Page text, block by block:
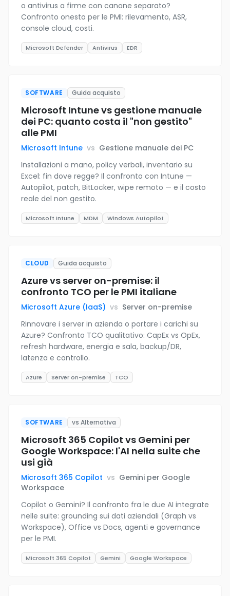
o antivirus a firme con canone separato?
Confronto onesto per le PMI: rilevamento, ASR,
console cloud, costi.
Microsoft Defender Antivirus EDR
SOFTWARE Guida acquisto
Microsoft Intune vs gestione manuale
dei PC: quanto costa il "non gestito"
alle PMI
Microsoft Intune vs Gestione manuale dei PC
Installazioni a mano, policy verbali, inventario su
Excel: fin dove regge? Il confronto con Intune —
Autopilot, patch, BitLocker, wipe remoto — e il costo
reale del non gestito.
Microsoft Intune MDM Windows Autopilot
CLOUD Guida acquisto
Azure vs server on-premise: il
confronto TCO per le PMI italiane
Microsoft Azure (IaaS) vs Server on-premise
Rinnovare i server in azienda o portare i carichi su
Azure? Confronto TCO qualitativo: CapEx vs OpEx,
refresh hardware, energia e sala, backup/DR,
latenza e controllo.
Azure Server on-premise TCO
SOFTWARE vs Alternativa
Microsoft 365 Copilot vs Gemini per
Google Workspace: l'AI nella suite che
usi già
Microsoft 365 Copilot vs Gemini per Google
Workspace
Copilot o Gemini? Il confronto fra le due AI integrate
nelle suite: grounding sui dati aziendali (Graph vs
Workspace), Office vs Docs, agenti e governance
per le PMI.
Microsoft 365 Copilot Gemini Google Workspace